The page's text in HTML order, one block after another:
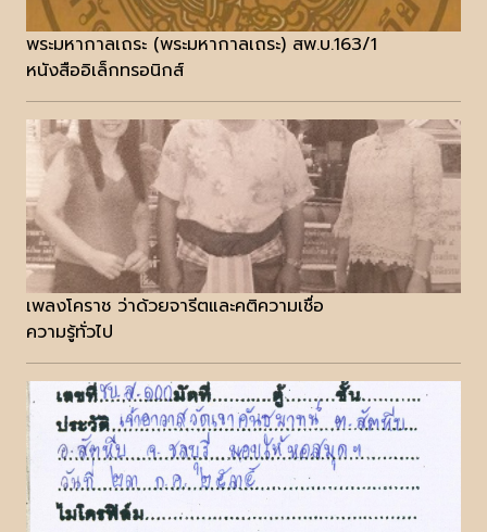
พระมหากาลเถระ (พระมหากาลเถระ) สพ.บ.163/1
หนังสืออิเล็กทรอนิกส์
เพลงโคราช ว่าด้วยจารีตและคติความเชื่อ
ความรู้ทั่วไป